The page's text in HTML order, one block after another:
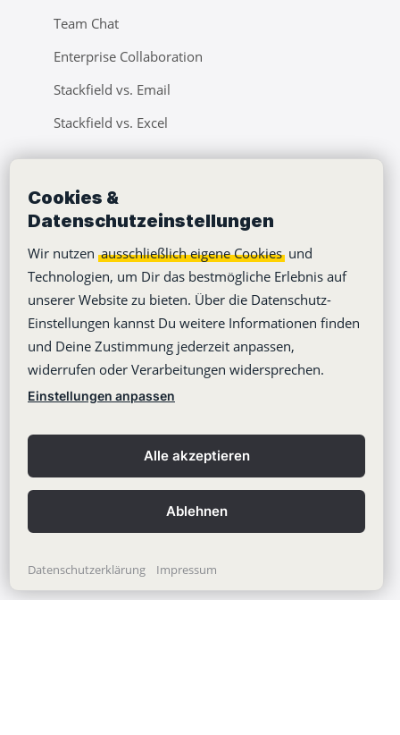
Cookies &
Datenschutzeinstellungen
Wir nutzen ausschließlich eigene Cookies und
Technologien, um Dir das bestmögliche Erlebnis auf
unserer Website zu bieten. Über die Datenschutz-
Einstellungen kannst Du weitere Informationen finden
und Deine Zustimmung jederzeit anpassen,
widerrufen oder Verarbeitungen widersprechen.
Datenschutzerklärung Impressum
Einstellungen anpassen
Alle akzeptieren
Ablehnen
Team Chat
Enterprise Collaboration
Stackfield vs. Email
Stackfield vs. Excel
Lernvideos
Über uns
Jobs
Klimaneutralität
Barrierefreiheit
Pressebereich
Learning Center
Blog